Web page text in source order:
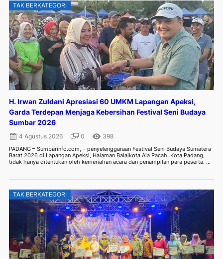
TAK BERKATEGORI
H. Irwan Zuldani Apresiasi 60 UMKM Lapangan Apeksi,
Garda Terdepan Menjaga Kebersihan Festival Seni Budaya
Sumbar 2026
4 Agustus 2026 0 398
PADANG – Sumbarinfo.com, – penyelenggaraan Festival Seni Budaya Sumatera
Barat 2026 di Lapangan Apeksi, Halaman Balaikota Aia Pacah, Kota Padang,
tidak hanya ditentukan oleh kemeriahan acara dan penampilan para peserta. ...
TAK BERKATEGORI